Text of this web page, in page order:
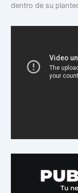
dentro de su